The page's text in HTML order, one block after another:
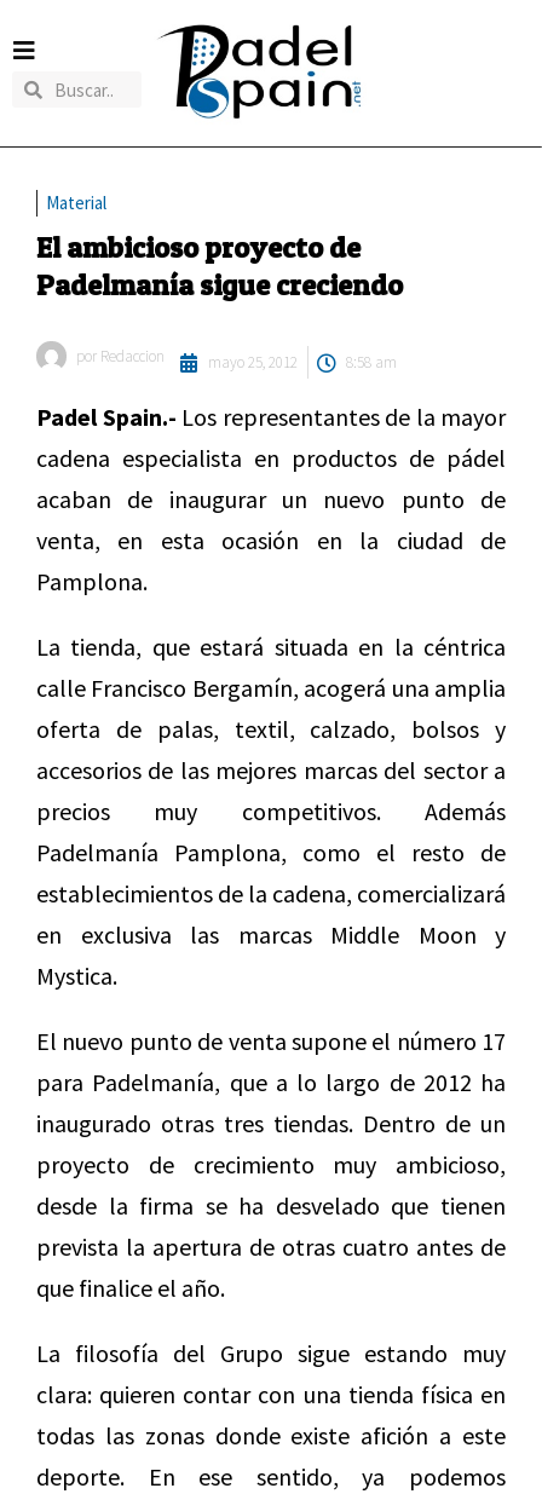
Material
El ambicioso proyecto de
Padelmanía sigue creciendo
por Redaccion mayo 25, 2012 8:58 am
Padel Spain.- Los representantes de la mayor
cadena especialista en productos de pádel
acaban de inaugurar un nuevo punto de
venta, en esta ocasión en la ciudad de
Pamplona.
La tienda, que estará situada en la céntrica
calle Francisco Bergamín, acogerá una amplia
oferta de palas, textil, calzado, bolsos y
accesorios de las mejores marcas del sector a
precios muy competitivos. Además
Padelmanía Pamplona, como el resto de
establecimientos de la cadena, comercializará
en exclusiva las marcas Middle Moon y
Mystica.
El nuevo punto de venta supone el número 17
para Padelmanía, que a lo largo de 2012 ha
inaugurado otras tres tiendas. Dentro de un
proyecto de crecimiento muy ambicioso,
desde la firma se ha desvelado que tienen
prevista la apertura de otras cuatro antes de
que finalice el año.
La filosofía del Grupo sigue estando muy
clara: quieren contar con una tienda física en
todas las zonas donde existe afición a este
deporte. En ese sentido, ya podemos